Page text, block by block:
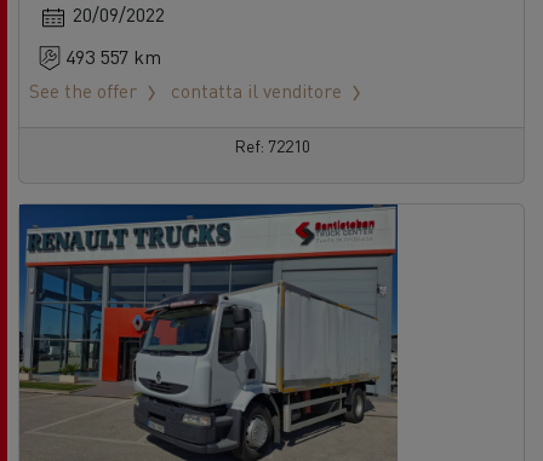
20/09/2022
493 557 km
See the offer
contatta il venditore
Ref: 72210